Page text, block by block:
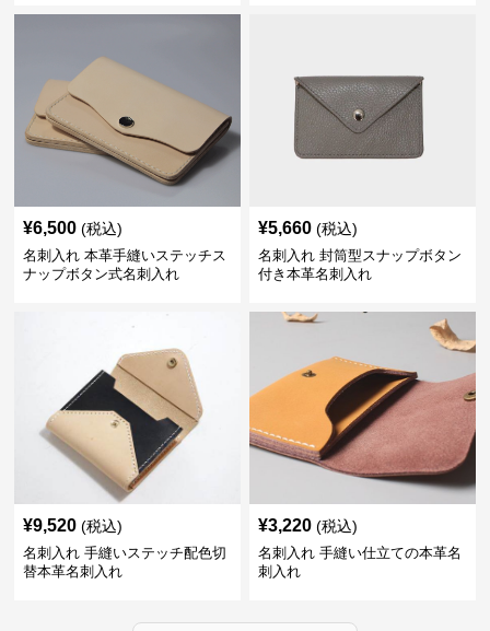
¥6,500 (税込)
名刺入れ 本革手縫いステッチス
ナップボタン式名刺入れ
¥5,660 (税込)
名刺入れ 封筒型スナップボタン
付き本革名刺入れ
¥9,520 (税込)
名刺入れ 手縫いステッチ配色切
替本革名刺入れ
¥3,220 (税込)
名刺入れ 手縫い仕立ての本革名
刺入れ